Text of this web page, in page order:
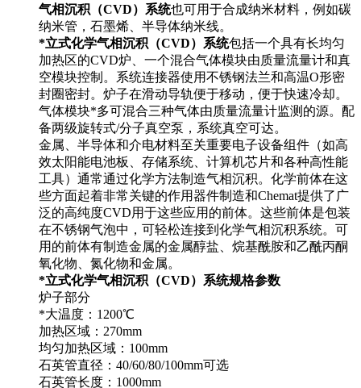
气相沉积（CVD）系统也可用于合成纳米材料，例如碳
纳米管，石墨烯、半导体纳米线。
*立式化学气相沉积（CVD）系统包括一个具有长均匀
加热区的CVD炉、一个混合气体模块由质量流量计和真
空模块控制。系统连接器使用不锈钢法兰和高温O形密
封圈密封。炉子在滑动导轨便于移动，便于快速冷却。
气体模块*多可混合三种气体由质量流量计监测的源。配
备两级旋转式/分子真空泵，系统真空可达。
金属、半导体和介电材料至关重要电子设备组件（如高
效太阳能电池板、存储系统、计算机芯片和各种高性能
工具）通常通过化学方法制造气相沉积。化学前体在这
些方面起着非常关键的作用器件制造和Chemat提供了广
泛的高纯度CVD用于这些应用的前体。这些前体是包装
在不锈钢气泡中，可轻松连接到化学气相沉积系统。可
用的前体有制造金属的金属醇盐、烷基酰胺和乙酰丙酮
氧化物、氮化物和金属。
*立式化学气相沉积（CVD）系统规格参数
炉子部分
*大温度：1200℃
加热区域：270mm
均匀加热区域：100mm
石英管直径：40/60/80/100mm可选
石英管长度：1000mm